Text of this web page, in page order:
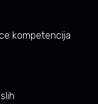
kompetencija